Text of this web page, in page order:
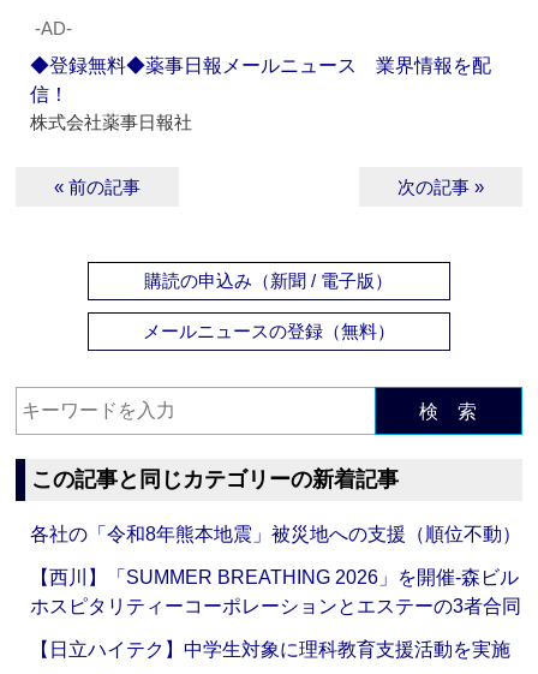
‐AD‐
◆登録無料◆薬事日報メールニュース 業界情報を配
信！
株式会社薬事日報社
« 前の記事 次の記事 »
購読の申込み（新聞 / 電子版）
メールニュースの登録（無料）
検 索
この記事と同じカテゴリーの新着記事
各社の「令和8年熊本地震」被災地への支援（順位不動）
【西川】「SUMMER BREATHING 2026」を開催‐森ビル
ホスピタリティーコーポレーションとエステーの3者合同
【日立ハイテク】中学生対象に理科教育支援活動を実施